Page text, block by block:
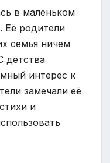
в маленьком
Её родители
семья ничем
детства
интерес к
замечали её
и